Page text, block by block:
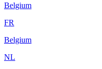
Belgium
FR
Belgium
NL